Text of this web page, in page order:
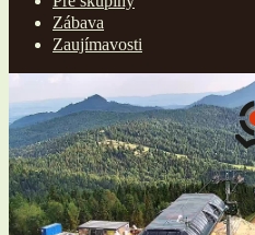
Zábava
Zaujímavosti